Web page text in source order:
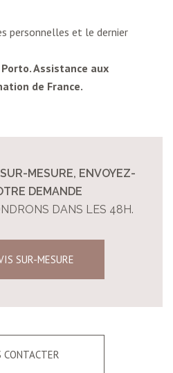
personnelles et le dernier
Assistance aux
de France.
MESURE, ENVOYEZ-
DEMANDE
DANS LES 48H.
SUR-MESURE
CONTACTER